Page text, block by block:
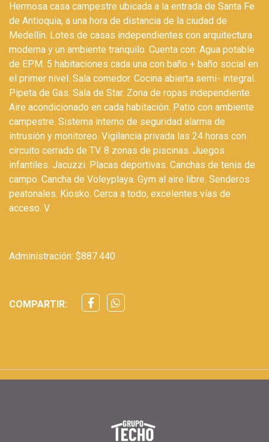
Hermosa casa campestre ubicada a la entrada de Santa Fe
de Antioquia, a una hora de distancia de la ciudad de
Medellí­n. Lotes de casas independientes con arquitectura
moderna y un ambiente tranquilo. Cuenta con: Agua potable
de EPM. 5 habitaciones cada una con baño + baño social en
el primer nivel. Sala comedor. Cocina abierta semi- integral.
Pipeta de Gas. Sala de Star. Zona de ropas independiente.
Aire acondicionado en cada habitación. Patio con ambiente
campestre. Sistema interno de seguridad alarma de
intrusión y monitoreo. Vigilancia privada las 24 horas con
circuito cerrado de TV. 8 zonas de piscinas. Juegos
infantiles. Jacuzzi. Placas deportivas. Canchas de tenis de
campo. Cancha de Voleyplaya. Gym al aire libre. Senderos
peatonales. Kiosko. Cerca a todo, excelentes ví­as de
acceso. V
Administración: $887.440
COMPARTIR: